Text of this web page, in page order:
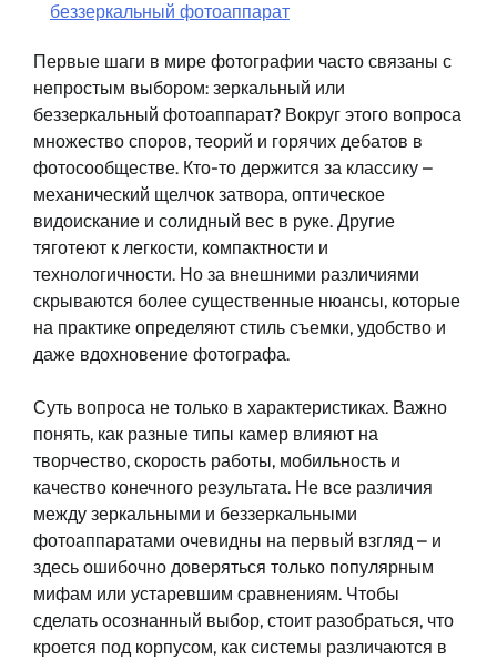
беззеркальный фотоаппарат
Первые шаги в мире фотографии часто связаны с
непростым выбором: зеркальный или
беззеркальный фотоаппарат? Вокруг этого вопроса
множество споров, теорий и горячих дебатов в
фотосообществе. Кто-то держится за классику –
механический щелчок затвора, оптическое
видоискание и солидный вес в руке. Другие
тяготеют к легкости, компактности и
технологичности. Но за внешними различиями
скрываются более существенные нюансы, которые
на практике определяют стиль съемки, удобство и
даже вдохновение фотографа.
Суть вопроса не только в характеристиках. Важно
понять, как разные типы камер влияют на
творчество, скорость работы, мобильность и
качество конечного результата. Не все различия
между зеркальными и беззеркальными
фотоаппаратами очевидны на первый взгляд – и
здесь ошибочно доверяться только популярным
мифам или устаревшим сравнениям. Чтобы
сделать осознанный выбор, стоит разобраться, что
кроется под корпусом, как системы различаются в